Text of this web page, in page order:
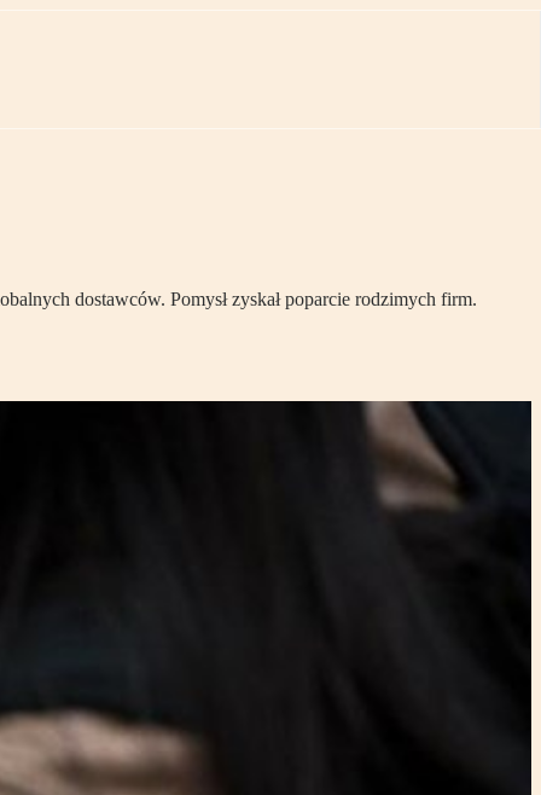
dostawców. Pomysł zyskał poparcie rodzimych firm.